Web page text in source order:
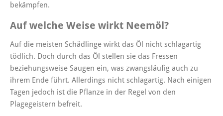
bekämpfen.
Auf welche Weise wirkt Neemöl?
Auf die meisten Schädlinge wirkt das Öl nicht schlagartig
tödlich. Doch durch das Öl stellen sie das Fressen
beziehungsweise Saugen ein, was zwangsläufig auch zu
ihrem Ende führt. Allerdings nicht schlagartig. Nach einigen
Tagen jedoch ist die Pflanze in der Regel von den
Plagegeistern befreit.